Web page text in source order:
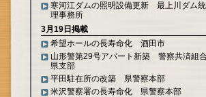
寒河江ダムの照明設備更新 最上川ダム
理事務所
3月19日掲載
希望ホールの長寿命化 酒田市
山形警第29号アパート新築 警察共済組
県支部
平田駐在所の改築 県警察本部
米沢警察署の長寿命化 県警察本部